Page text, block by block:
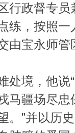
行政督专
练，按照
由宝永师
处境，他说
马疆场尽
。”并以历